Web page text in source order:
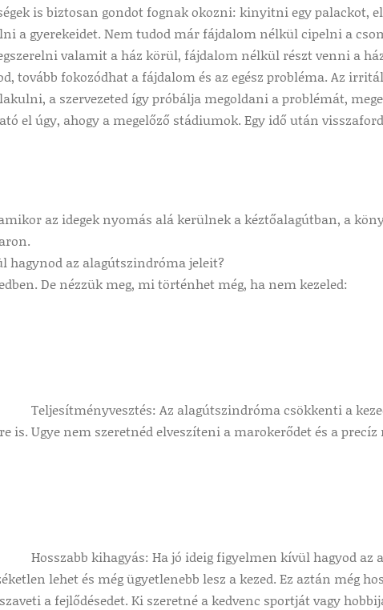
is biztosan gondot fognak okozni: kinyitni egy palackot,
a gyerekeidet. Nem tudod már fájdalom nélkül cipelni a
valamit a ház körül, fájdalom nélkül részt venni a
tovább fokozódhat a fájdalom és az egész probléma. Az
a szervezeted így próbálja megoldani a problémát,
el úgy, ahogy a megelőző stádiumok. Egy idő után
az idegek nyomás alá kerülnek a kéztőalagútban, a
az alagútszindróma jeleit?
De nézzük meg, mi történhet még, ha nem kezeled:
Teljesítményvesztés: Az alagútszindróma csökkenti a
is. Ugye nem szeretnéd elveszíteni a marokerődet és a precíz
Hosszabb kihagyás: Ha jó ideig figyelmen kívül hagyod
lehet és még ügyetlenebb lesz a kezed. Ez aztán még
a fejlődésedet. Ki szeretné a kedvenc sportját vagy